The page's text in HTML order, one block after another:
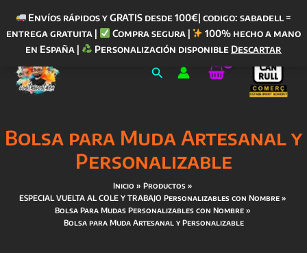
Envíos rápidos y GRATIS desde 100€| codigo: sabadell =
entrega gratuita |
Compra segura |
100% hecho a mano
en España |
Personalización disponible Descartar
contenido
Buscar
Bolsa para Muda Artesanal y
Personalizable
Inicio
Productos
ESPECIAL VUELTA AL COLE Y TRABAJO Personalizables con Nombre
Bolsa Para Mudas Personalizables con Nombre
Bolsa para Muda Artesanal y Personalizable